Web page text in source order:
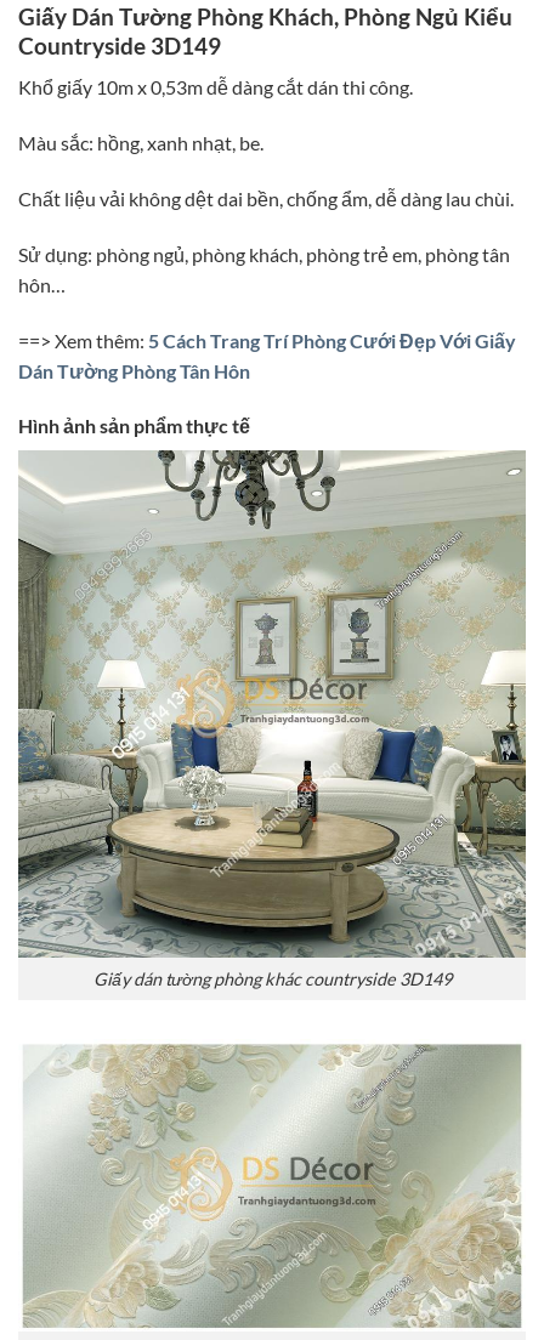
Giấy Dán Tường Phòng Khách, Phòng Ngủ Kiểu
Countryside 3D149
Khổ giấy 10m x 0,53m dễ dàng cắt dán thi công.
Màu sắc: hồng, xanh nhạt, be.
Chất liệu vải không dệt dai bền, chống ẩm, dễ dàng lau chùi.
Sử dụng: phòng ngủ, phòng khách, phòng trẻ em, phòng tân
hôn…
==> Xem thêm: 5 Cách Trang Trí Phòng Cưới Đẹp Với Giấy
Dán Tường Phòng Tân Hôn
Hình ảnh sản phẩm thực tế
Giấy dán tường phòng khác countryside 3D149